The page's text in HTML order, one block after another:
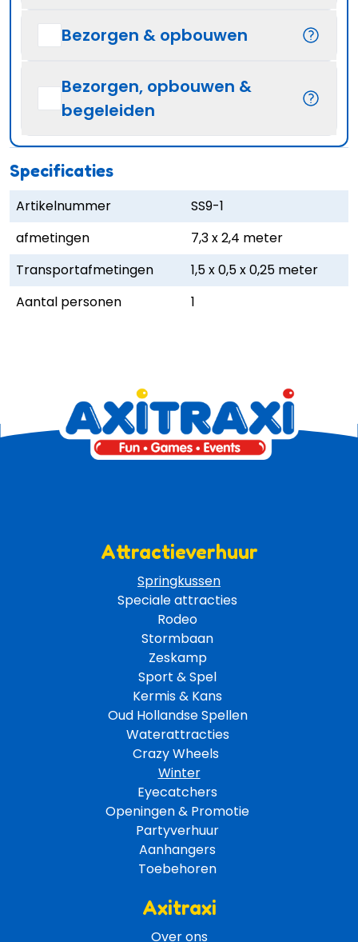
Bezorgen & opbouwen
Bezorgen, opbouwen &
begeleiden
Specificaties
Artikelnummer
SS9-1
afmetingen
7,3 x 2,4 meter
Transportafmetingen
1,5 x 0,5 x 0,25 meter
Aantal personen
1
Attractieverhuur
Springkussen
Speciale attracties
Rodeo
Stormbaan
Zeskamp
Sport & Spel
Kermis & Kans
Oud Hollandse Spellen
Waterattracties
Crazy Wheels
Winter
Eyecatchers
Openingen & Promotie
Partyverhuur
Aanhangers
Toebehoren
Axitraxi
Over ons